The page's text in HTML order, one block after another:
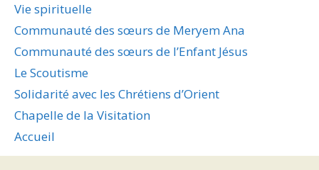
Vie spirituelle
Communauté des sœurs de Meryem Ana
Communauté des sœurs de l’Enfant Jésus
Le Scoutisme
Solidarité avec les Chrétiens d’Orient
Chapelle de la Visitation
Accueil